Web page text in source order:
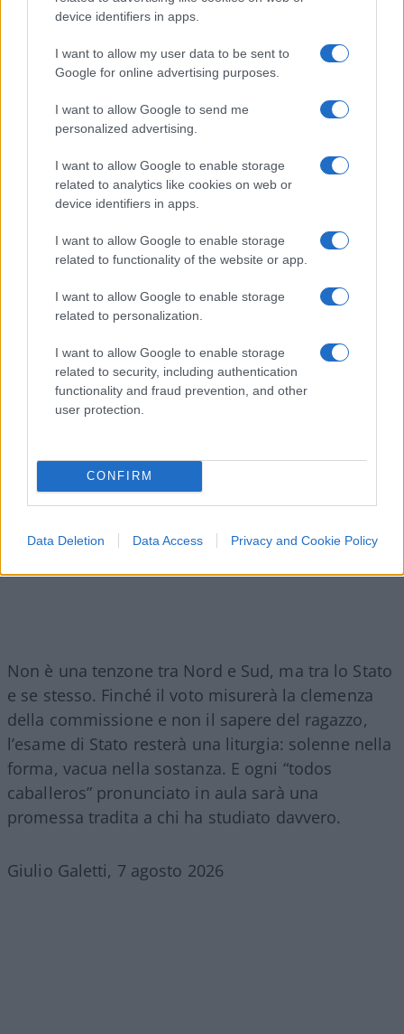
device identifiers in apps.
I want to allow my user data to be sent to
Google for online advertising purposes.
I want to allow Google to send me
personalized advertising.
I want to allow Google to enable storage
related to analytics like cookies on web or
device identifiers in apps.
I want to allow Google to enable storage
related to functionality of the website or app.
I want to allow Google to enable storage
related to personalization.
I want to allow Google to enable storage
related to security, including authentication
functionality and fraud prevention, and other
user protection.
CONFIRM
Data Deletion Data Access Privacy and Cookie Policy
esoneri dalle tasse universitarie, le borse di
studio, la Carta del Merito da 500 euro. Chi è
valutato con severità paga due volte: perde il
riconoscimento e finanzia, con il proprio rigore, la
munificenza altrui.Lo studente scrupoloso del
resta a mani vuote; il coetaneo gratificato da
una commissione prodiga incassa bonus e
precedenze. E quei benefici non piovono dal cielo:
attingono a fondi contingentati, per cui il
vantaggio immeritato di uno diventa il diritto
negato di un altro. La meritocrazia, invocata come
totem, viene capovolta nel suo contrario:
competenza del giudicato.
Non è una tenzone tra Nord e Sud, ma tra lo Stato
e se stesso. Finché il voto misurerà la clemenza
della commissione e non il sapere del ragazzo,
l’esame di Stato resterà una liturgia: solenne nella
forma, vacua nella sostanza. E ogni “todos
caballeros” pronunciato in aula sarà una
promessa tradita a chi ha studiato davvero.
Giulio Galetti, 7 agosto 2026